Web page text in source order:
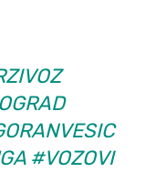
#VOZOVI